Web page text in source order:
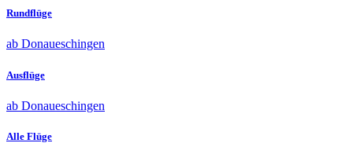
Rundflüge
ab Donaueschingen
Ausflüge
ab Donaueschingen
Alle Flüge